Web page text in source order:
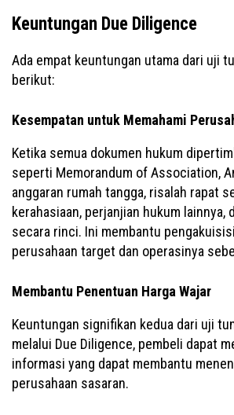
Keuntungan Due Diligence
Ada empat keuntungan utama dari uji
berikut:
Kesempatan untuk Memahami
Ketika semua dokumen hukum
seperti Memorandum of Association,
anggaran rumah tangga, risalah rapat
kerahasiaan, perjanjian hukum lainnya,
secara rinci. Ini membantu
perusahaan target dan operasinya
Membantu Penentuan Harga Wajar
Keuntungan signifikan kedua dari uji
melalui Due Diligence, pembeli dapat
informasi yang dapat membantu
perusahaan sasaran.